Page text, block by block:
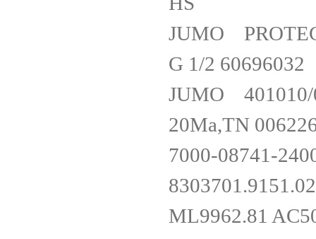
JUMO
G 1/2
JUMO 401010/
20Ma,TN
7000-08741-
ML9962.81